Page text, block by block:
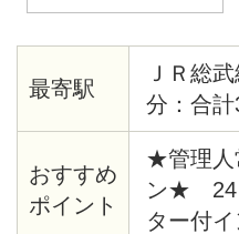
最寄駅
ＪＲ総
分：合計
おすすめ
ポイント
★管理人
ン★ 24
ター付